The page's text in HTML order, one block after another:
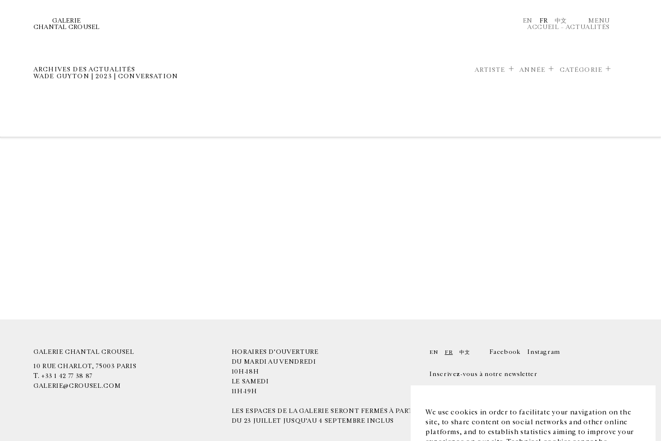
We use cookies in order to facilitate your navigation on the
site, to share content on social networks and other online
platforms, and to establish statistics aiming to improve your
GALERIE
CHANTAL CROUSEL
EN FR 中文
MENU
ACCUEIL – ACTUALITÉS
ARCHIVES DES ACTUALITÉS
WADE GUYTON | 2023 | CONVERSATION
ARTISTE ANNÉE CATÉGORIE
GALERIE CHANTAL CROUSEL
10 RUE CHARLOT, 75003 PARIS
T. +33 1 42 77 38 87
GALERIE@CROUSEL.COM
HORAIRES D'OUVERTURE
DU MARDI AU VENDREDI
10H-18H
LE SAMEDI
11H-19H
LES ESPACES DE LA GALERIE SERONT FERMÉS À PARTIR
DU 23 JUILLET JUSQU'AU 4 SEPTEMBRE INCLUS
EN FR 中文 Facebook Instagram
Inscrivez-vous à notre newsletter